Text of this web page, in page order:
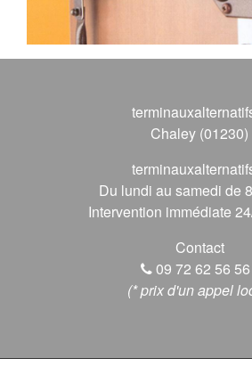
Chaley (01230)
Du lundi au samedi de
Intervention immédiate
Contact
09 72 62 56 56
(* prix d'un appel